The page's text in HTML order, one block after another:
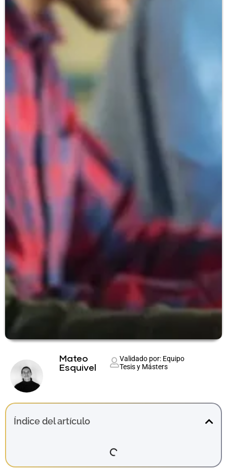
Mateo
Esquivel
Validado por: Equipo
Tesis y Másters
Índice del artículo